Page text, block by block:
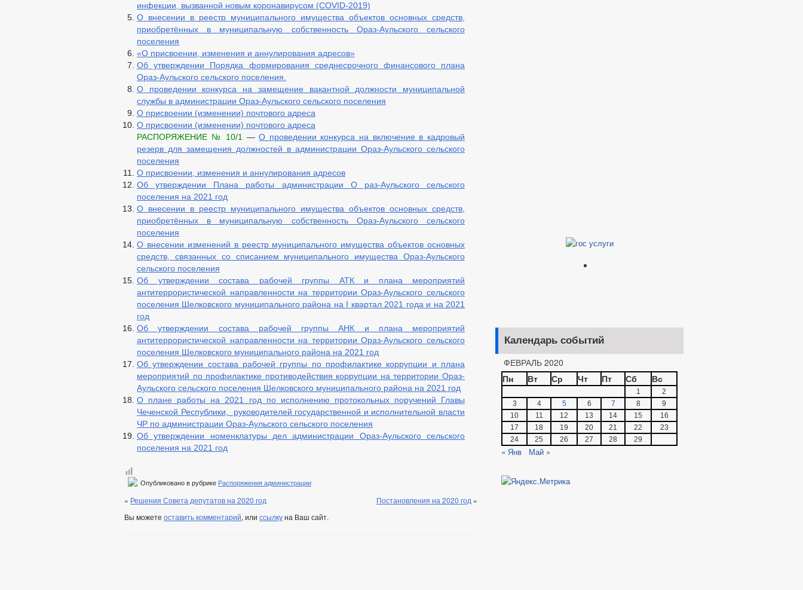
инфекции, вызванной новым коронавирусом (COVID-2019)
О внесении в реестр муниципального имущества объектов основных средств,
приобретённых в муниципальную собственность Ораз-Аульского сельского
поселения
«О присвоении, изменения и аннулирования адресов»
Об утверждении Порядка формирования среднесрочного финансового плана
Ораз-Аульского сельского поселения.
О проведении конкурса на замещение вакантной должности муниципальной
службы в администрации Ораз-Аульского сельского поселения
О присвоении (изменении) почтового адреса
О присвоении (изменении) почтового адреса
РАСПОРЯЖЕНИЕ № 10/1
—О проведении конкурса на включение в кадровый
резерв для замещения должностей в администрации Ораз-Аульского сельского
поселения
О присвоении, изменения и аннулирования адресов
Об утверждении Плана работы администрации О раз-Аульского сельского
поселения на 2021 год
О внесении в реестр муниципального имущества объектов основных средств,
приобретённых в муниципальную собственность Ораз-Аульского сельского
поселения
О внесении изменений в реестр муниципального имущества объектов основных
средств, связанных со списанием муниципального имущества Ораз-Аульского
сельского поселения
Об утверждении состава рабочей группы АТК и плана мероприятий
антитеррористической направленности на территории Ораз-Аульского сельского
поселения Шелковского муниципального района на I квартал 2021 года и на 2021
год
Об утверждении состава рабочей группы АНК и плана мероприятий
антитеррористической направленности на территории Ораз-Аульского сельского
поселения Шелковского муниципального района на 2021 год
Об утверждении состава рабочей группы по профилактике коррупции и плана
мероприятий по профилактике противодействия коррупции на территории Ораз-
Аульского сельского поселения Шелковского муниципального района на 2021 год
О плане работы на 2021 год по исполнению протокольных поручений Главы
Чеченской Республики, руководителей государственной и исполнительной власти
ЧР по администрации Ораз-Аульского сельского поселения
Об утверждении номенклатуры дел администрации Ораз-Аульского сельского
поселения на 2021 год
Опубликовано в рубрике Распоряжения администрации
« Решения Совета депутатов на 2020 год Постановления на 2020 год »
Вы можете оставить комментарий, или ссылкуна Ваш сайт.
Календарь событий
ФЕВРАЛЬ 2020
Пн
Вт Ср Чт Пт Сб Вс
1
2
3
4 5 6 7 8
9
10
11 12 13 14 15
16
17
18 19 20 21 22
23
24
25 26 27 28 29
« Янв Май »